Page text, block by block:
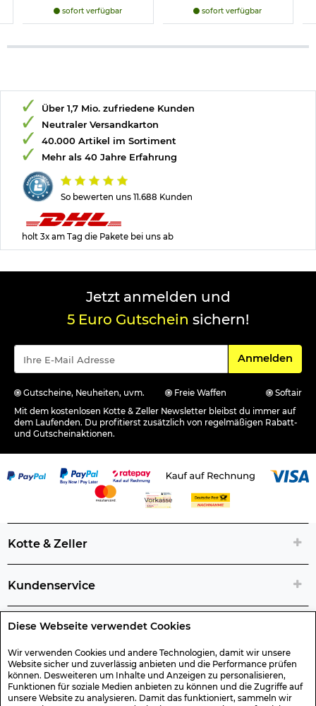
Diese Webseite verwendet Cookies
Wir verwenden Cookies und andere Technologien, damit wir unsere
Website sicher und zuverlässig anbieten und die Performance prüfen
können. Desweiteren um Inhalte und Anzeigen zu personalisieren,
Funktionen für soziale Medien anbieten zu können und die Zugriffe auf
unsere Website zu analysieren. Damit das funktioniert, sammeln wir
sofort verfügbar sofort verfügbar
So bewerten uns 11.688 Kunden
Über 1,7 Mio. zufriedene Kunden
Neutraler Versandkarton
40.000 Artikel im Sortiment
Mehr als 40 Jahre Erfahrung
holt 3x am Tag die Pakete bei uns ab
Jetzt anmelden und
5 Euro Gutschein sichern!
Für den
Anmelden
Gutscheine, Neuheiten, uvm. Freie Waffen
Softair
Mit dem kostenlosen Kotte & Zeller Newsletter bleibst du immer auf
dem Laufenden. Du profitierst zusätzlich von regelmäßigen Rabatt-
und Gutscheinaktionen.
Kotte & Zeller
Kundenservice
Rechtliche Artikelinfos
Geschenk-Gutscheine